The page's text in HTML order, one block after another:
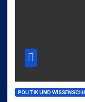
POLITIK UND